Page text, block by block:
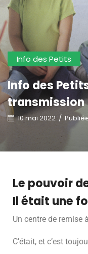
Info des Petits
Info des
transmission
10 mai 2022 /
Le pouvoir
Il était une
Un centre de remise
C’était, et c’est